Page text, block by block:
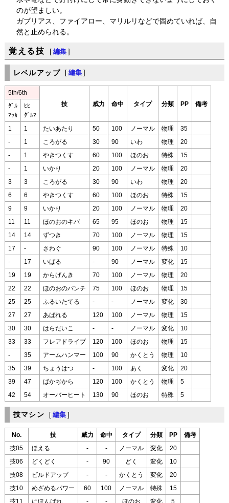
のが望ましい。
ガブリアス、ファイアロー、マリルリなどで固めていれば、自
然と止められる。
覚える技 [ 編集 ]
レベルアップ [ 編集 ]
5th/6th
技
威力 命中 タイプ 分類 PP 備考
ﾀﾞﾙ
ﾏｯｶ
ﾋﾋ
ﾀﾞﾙﾏ
1 1 たいあたり 50 100 ノーマル 物理 35
- 1 ころがる 30 90 いわ 物理 20
- 1 やきつくす 60 100 ほのお 特殊 15
- 1 いかり 20 100 ノーマル 物理 20
3 3 ころがる 30 90 いわ 物理 20
6 6 やきつくす 60 100 ほのお 特殊 15
9 9 いかり 20 100 ノーマル 物理 20
11 11 ほのおのキバ 65 95 ほのお 物理 15
14 14 ずつき 70 100 ノーマル 物理 15
17 - さわぐ 90 100 ノーマル 特殊 10
- 17 いばる - 90 ノーマル 変化 15
19 19 からげんき 70 100 ノーマル 物理 20
22 22 ほのおのパンチ 75 100 ほのお 物理 15
25 25 ふるいたてる - - ノーマル 変化 30
27 27 あばれる 120 100 ノーマル 物理 15
30 30 はらだいこ - - ノーマル 変化 10
33 33 フレアドライブ 120 100 ほのお 物理 15
- 35 アームハンマー 100 90 かくとう 物理 10
35 39 ちょうはつ - 100 あく 変化 20
39 47 ばかぢから 120 100 かくとう 物理 5
42 54 オーバーヒート 130 90 ほのお 特殊 5
技マシン [ 編集 ]
No. 技 威力 命中 タイプ 分類 PP 備考
技05 ほえる - - ノーマル 変化 20
技06 どくどく - 90 どく 変化 10
技08 ビルドアップ - - かくとう 変化 20
技10 めざめるパワー 60 100 ノーマル 特殊 15
技11 にほんばれ - - ほのお 変化 5